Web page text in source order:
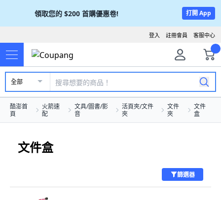
領取您的 $200 首購優惠卷! 打開 App
客服中心
註冊會員
登入
全部
酷澎首
頁
火箭速
配
文具/圖書/影
音
活頁夾/文件
夾
文件
夾
文件
盒
文件盒
篩選器